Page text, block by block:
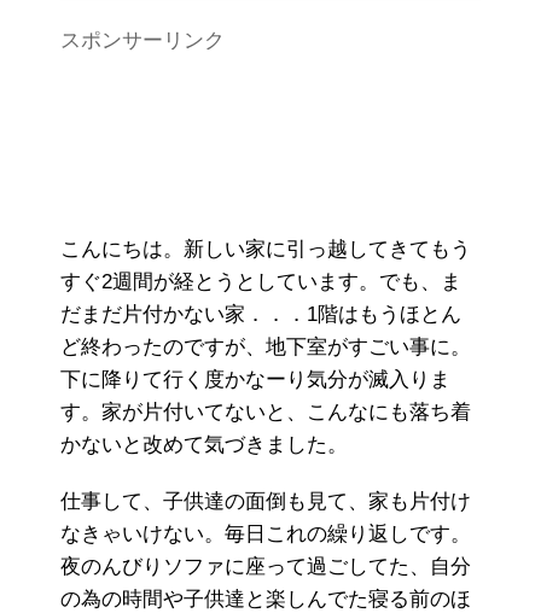
スポンサーリンク
こんにちは。新しい家に引っ越してきてもう
すぐ2週間が経とうとしています。でも、ま
だまだ片付かない家．．．1階はもうほとん
ど終わったのですが、地下室がすごい事に。
下に降りて行く度かなーり気分が滅入りま
す。家が片付いてないと、こんなにも落ち着
かないと改めて気づきました。
仕事して、子供達の面倒も見て、家も片付け
なきゃいけない。毎日これの繰り返しです。
夜のんびりソファに座って過ごしてた、自分
の為の時間や子供達と楽しんでた寝る前のほ